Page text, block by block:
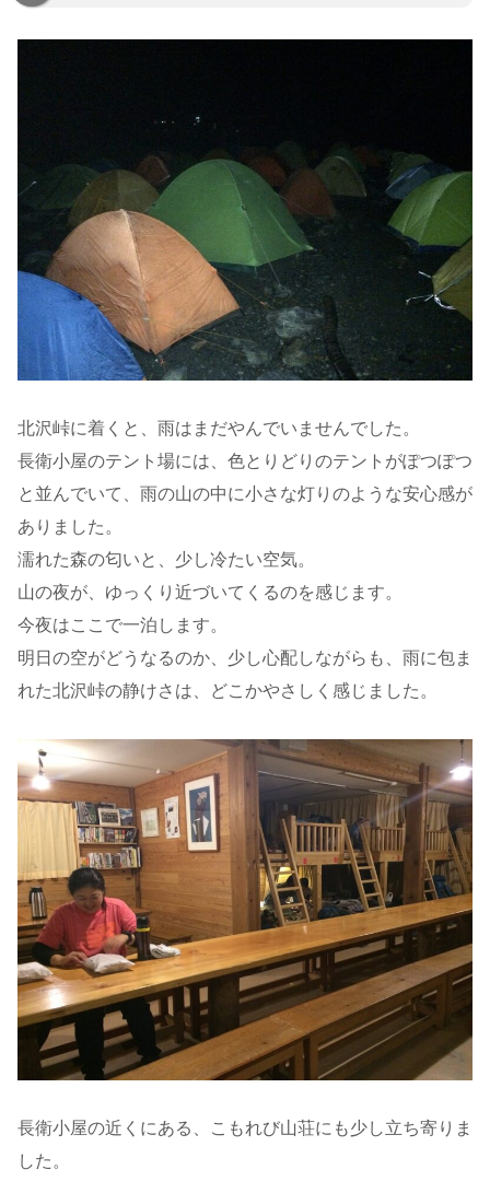
北沢峠に着くと、雨はまだやんでいませんでした。
長衛小屋のテント場には、色とりどりのテントがぽつぽつ
と並んでいて、雨の山の中に小さな灯りのような安心感が
ありました。
濡れた森の匂いと、少し冷たい空気。
山の夜が、ゆっくり近づいてくるのを感じます。
今夜はここで一泊します。
明日の空がどうなるのか、少し心配しながらも、雨に包ま
れた北沢峠の静けさは、どこかやさしく感じました。
長衛小屋の近くにある、こもれび山荘にも少し立ち寄りま
した。